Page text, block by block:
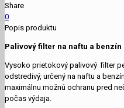
Share
0
Popis produktu
Palivový filter na naftu a benzín
Vysoko prietokový palivový filter
odstredivý, určený na naftu a
maximálnu možnú ochranu pred
počas výdaja.